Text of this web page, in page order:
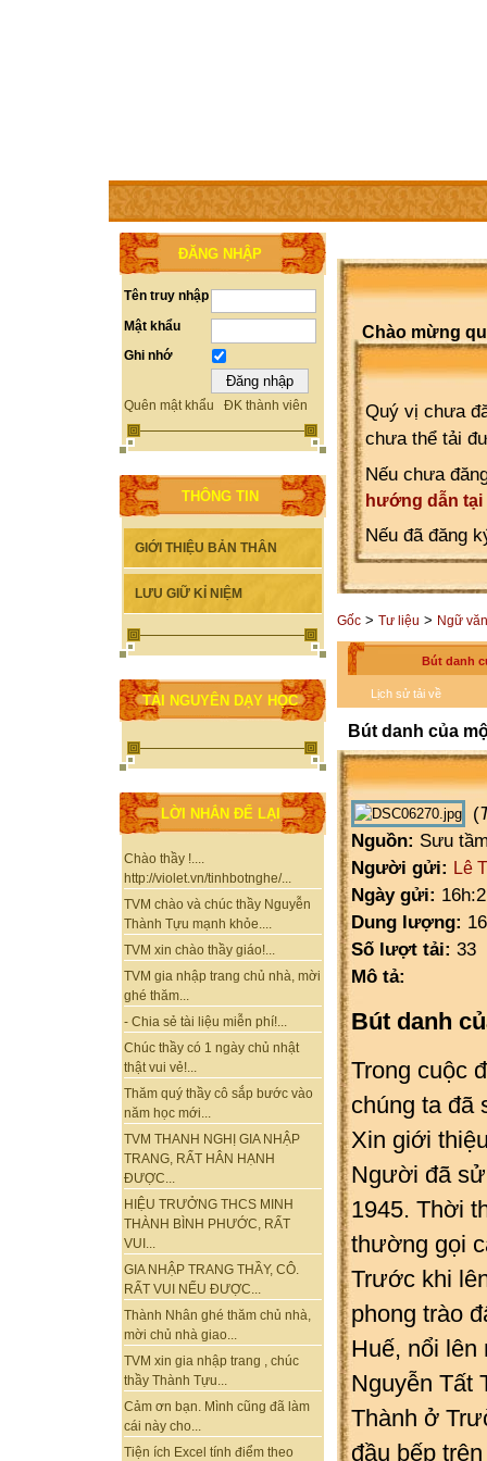
TRANG CHỦ THÀNH VIÊN TRỢ GIÚP WEBSITE
ĐĂNG NHẬP
Tên truy nhập
Mật khẩu
Ghi nhớ
Quên mật khẩu ĐK thành viên
THÔNG TIN
GIỚI THIỆU BẢN THÂN
LƯU GIỮ KỈ NIỆM
TÀI NGUYÊN DẠY HỌC
LỜI NHẮN ĐỂ LẠI
Chào thầy !....
http://violet.vn/tinhbotnghe/...
TVM chào và chúc thầy Nguyễn
Thành Tựu mạnh khỏe....
TVM xin chào thầy giáo!...
TVM gia nhập trang chủ nhà, mời
ghé thăm...
- Chia sẻ tài liệu miễn phí!...
Chúc thầy có 1 ngày chủ nhật
thật vui vẻ!...
Thăm quý thầy cô sắp bước vào
năm học mới...
TVM THANH NGHỊ GIA NHẬP
TRANG, RẤT HÂN HẠNH
ĐƯỢC...
HIỆU TRƯỞNG THCS MINH
THÀNH BÌNH PHƯỚC, RẤT
VUI...
GIA NHẬP TRANG THẦY, CÔ.
RẤT VUI NẾU ĐƯỢC...
Thành Nhân ghé thăm chủ nhà,
mời chủ nhà giao...
TVM xin gia nhập trang , chúc
thầy Thành Tựu...
Cảm ơn bạn. Mình cũng đã làm
cái này cho...
Tiện ích Excel tính điểm theo
Chào mừng
Quý vị chưa
chưa thể tải
Nếu chưa
hướng dẫn tại
Nếu đã đăng
Gốc > Tư liệu > Ngữ văn
Bút danh
Lịch sử tải về
Bút danh của
(
Nguồn: Sưu
Người gửi: Lê
Ngày gửi:
Dung lượng:
Số lượt tải: 33
Mô tả:
Bút danh
Trong cuộc
chúng ta đã
Xin giới
Người đã
1945. Thời
thường gọi
Trước khi
phong trào
Huế, nổi
Nguyễn Tất
Thành ở
đầu bếp